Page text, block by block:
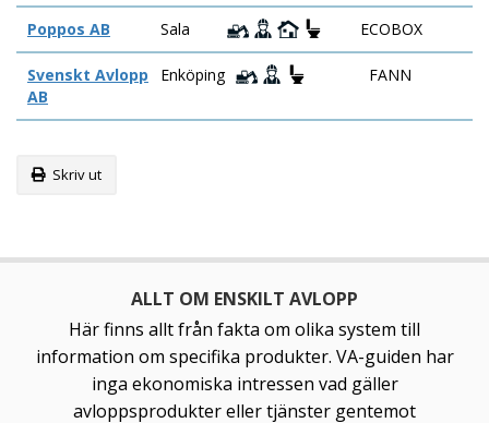
Poppos AB Sala ECOBOX
Svenskt Avlopp
AB
Enköping FANN
Skriv ut
ALLT OM ENSKILT AVLOPP
Här finns allt från fakta om olika system till
information om specifika produkter. VA-guiden har
inga ekonomiska intressen vad gäller
avloppsprodukter eller tjänster gentemot